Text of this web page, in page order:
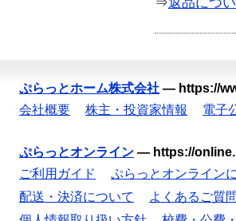
⇒返品につ
ぷらっとホーム株式会社 — https://
会社概要
株主・投資家情報 電子
ぷらっとオンライン — https://
ご利用ガイド
ぷらっとオンライン
配送・決済について
よくあるご質問